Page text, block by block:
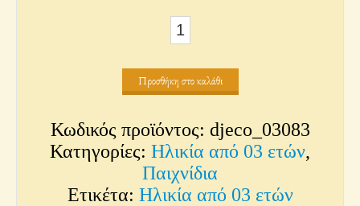
Μαγνητικό
Παιχνίδι
Ινδιάνος
με
ξύλινα
Μαγνητάκια
ποσότητα
Προσθήκη στο καλάθι
Κωδικός προϊόντος: djeco_03083
Κατηγορίες: Ηλικία από 03 ετών,
Παιχνίδια
Ετικέτα: Ηλικία από 03 ετών